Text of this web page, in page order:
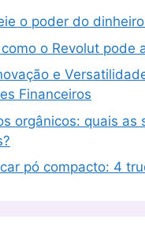
o poder do
o Revolut pode
e
Financeiros
orgânicos: quais as
pó compacto: 4